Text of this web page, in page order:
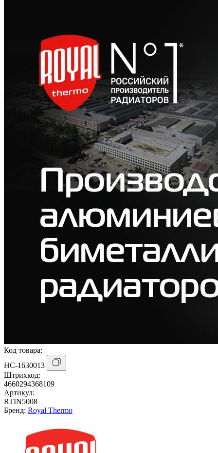
Код товара:
НС-1630013
Штрихкод:
4660294368109
Артикул:
RTIN5008
Бренд: Royal Thermo